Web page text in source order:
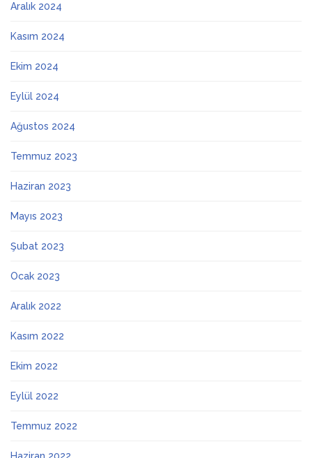
Aralık 2024
Kasım 2024
Ekim 2024
Eylül 2024
Ağustos 2024
Temmuz 2023
Haziran 2023
Mayıs 2023
Şubat 2023
Ocak 2023
Aralık 2022
Kasım 2022
Ekim 2022
Eylül 2022
Temmuz 2022